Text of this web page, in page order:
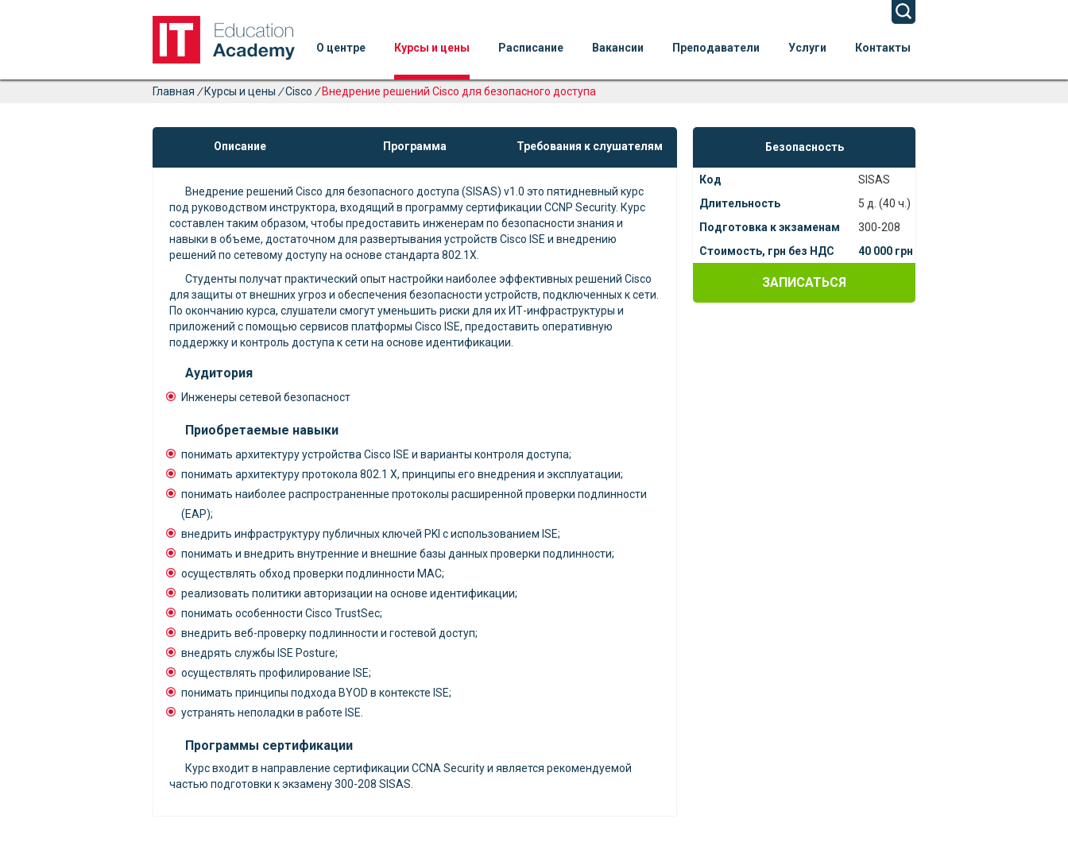
О центре Курсы и цены Расписание Вакансии Преподаватели Услуги Контакты
Главная / Курсы и цены /Cisco / Внедрение решений Cisco для безопасного доступа
Безопасность
Код
SISAS
Длительность
5 д. (40 ч.)
Подготовка к экзаменам
300-208
Стоимость, грн без НДС
40 000 грн
ЗАПИСАТЬСЯ
Описание Программа Требования к слушателям
Внедрение решений Cisco для безопасного доступа (SISAS) v1.0 это пятидневный курс
под руководством инструктора, входящий в программу сертификации CCNP Security. Курс
составлен таким образом, чтобы предоставить инженерам по безопасности знания и
навыки в объеме, достаточном для развертывания устройств Cisco ISE и внедрению
решений по сетевому доступу на основе стандарта 802.1X.
Студенты получат практический опыт настройки наиболее эффективных решений Cisco
для защиты от внешних угроз и обеспечения безопасности устройств, подключенных к сети.
По окончанию курса, слушатели смогут уменьшить риски для их ИТ-инфраструктуры и
приложений с помощью сервисов платформы Cisco ISE, предоставить оперативную
поддержку и контроль доступа к сети на основе идентификации.
Аудитория
Инженеры сетевой безопасност
Приобретаемые навыки
понимать архитектуру устройства Cisco ISE и варианты контроля доступа;
понимать архитектуру протокола 802.1 X, принципы его внедрения и эксплуатации;
понимать наиболее распространенные протоколы расширенной проверки подлинности
(EAP);
внедрить инфраструктуру публичных ключей PKI с использованием ISE;
понимать и внедрить внутренние и внешние базы данных проверки подлинности;
осуществлять обход проверки подлинности MAC;
реализовать политики авторизации на основе идентификации;
понимать особенности Cisco TrustSec;
внедрить веб-проверку подлинности и гостевой доступ;
внедрять службы ISE Posture;
осуществлять профилирование ISE;
понимать принципы подхода BYOD в контексте ISE;
устранять неполадки в работе ISE.
Программы сертификации
Курс входит в направление сертификации CCNA Security и является рекомендуемой
частью подготовки к экзамену 300-208 SISAS.